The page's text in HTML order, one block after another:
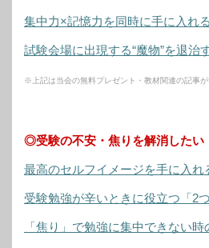
集中力×記憶力を同時に手に入れ
試験会場に出現する“魔物”を退治
※上記は当会の無料プレゼント・教材関連の記事が
◎受験の不安・焦りを解消したい
最高のセルフイメージを手に入れ
受験勉強が辛いときに役立つ「2つ
「焦り」で勉強に集中できない時